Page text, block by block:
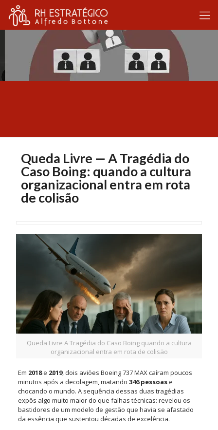
Queda Livre — A Tragédia do
Caso Boing: quando a cultura
organizacional entra em rota
de colisão
Queda Livre A Tragédia do Caso Boing quando a cultura
organizacional entra em rota de colisão
Em 2018e 2019, dois aviões Boeing 737 MAX caíram poucos
minutos após a decolagem, matando 346 pessoase
chocando o mundo. A sequência dessas duas tragédias
expôs algo muito maior do que falhas técnicas: revelou os
bastidores de um modelo de gestão que havia se afastado
da essência que sustentou décadas de excelência.